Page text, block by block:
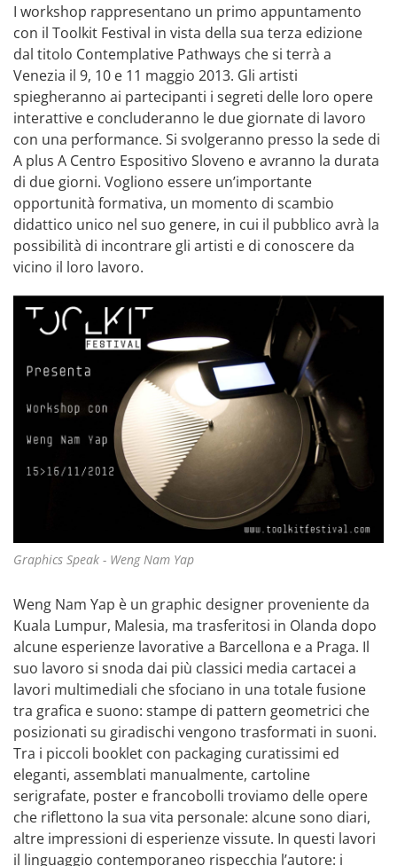
I workshop rappresentano un primo appuntamento
con il Toolkit Festival in vista della sua terza edizione
dal titolo Contemplative Pathways che si terrà a
Venezia il 9, 10 e 11 maggio 2013. Gli artisti
spiegheranno ai partecipanti i segreti delle loro opere
interattive e concluderanno le due giornate di lavoro
con una performance. Si svolgeranno presso la sede di
A plus A Centro Espositivo Sloveno e avranno la durata
di due giorni. Vogliono essere un’importante
opportunità formativa, un momento di scambio
didattico unico nel suo genere, in cui il pubblico avrà la
possibilità di incontrare gli artisti e di conoscere da
vicino il loro lavoro.
Graphics Speak - Weng Nam Yap
Weng Nam Yap è un graphic designer proveniente da
Kuala Lumpur, Malesia, ma trasferitosi in Olanda dopo
alcune esperienze lavorative a Barcellona e a Praga. Il
suo lavoro si snoda dai più classici media cartacei a
lavori multimediali che sfociano in una totale fusione
tra grafica e suono: stampe di pattern geometrici che
posizionati su giradischi vengono trasformati in suoni.
Tra i piccoli booklet con packaging curatissimi ed
eleganti, assemblati manualmente, cartoline
serigrafate, poster e francobolli troviamo delle opere
che riflettono la sua vita personale: alcune sono diari,
altre impressioni di esperienze vissute. In questi lavori
il linguaggio contemporaneo rispecchia l’autore: i